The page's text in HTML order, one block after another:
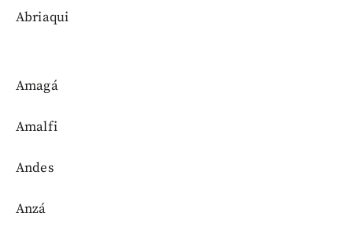
Abriaqui
Amagá
Amalfi
Andes
Anzá